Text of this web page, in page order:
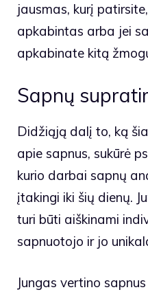
jausmas, kurį
apkabintas arba jei
apkabinate kitą
Sapnų
Didžiąją dalį to, ką
apie sapnus, sukūrė
kurio darbai sapnų
įtakingi iki šių dienų.
turi būti aiškinami
sapnuotojo ir jo
Jungas vertino